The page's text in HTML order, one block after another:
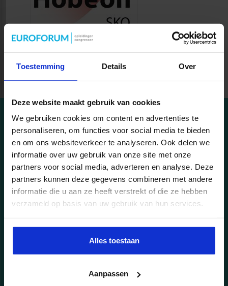
Toestemming Details Over
Deze website maakt gebruik van cookies
We gebruiken cookies om content en advertenties te
personaliseren, om functies voor social media te bieden
en om ons websiteverkeer te analyseren. Ook delen we
informatie over uw gebruik van onze site met onze
partners voor social media, adverteren en analyse. Deze
partners kunnen deze gegevens combineren met andere
informatie die u aan ze heeft verstrekt of die ze hebben
verzameld op basis van uw gebruik van hun services.
Alles toestaan
Aanpassen
Wil je meer inhoudelijke informatie?
Neem vrijblijvend contact op met mij.
NICOLE.VONK@SBO.NL